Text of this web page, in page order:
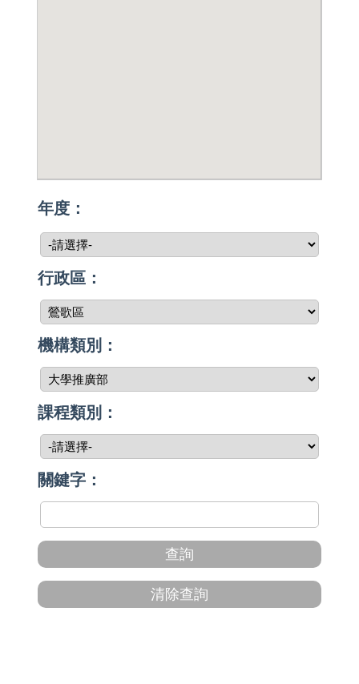
年度：
行政區：
機構類別：
課程類別：
關鍵字：